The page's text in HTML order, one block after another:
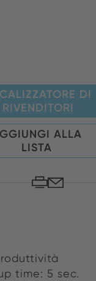
DI
RIVENDITORI
ALLA
LISTA
time: 5 sec.